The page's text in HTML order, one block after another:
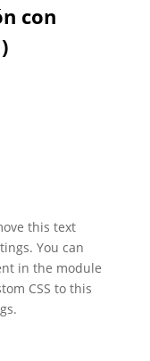
con
this text
You can
in the module
CSS to this